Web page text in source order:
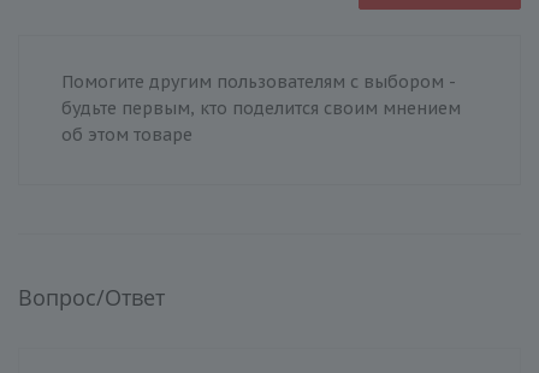
Помогите другим пользователям с выбором -
будьте первым, кто поделится своим мнением
об этом товаре
Вопрос/Ответ